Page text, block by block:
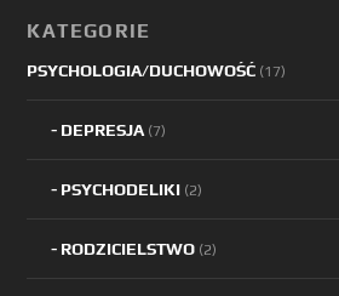
KATEGORIE
PSYCHOLOGIA/DUCHOWOŚĆ (17)
DEPRESJA (7)
PSYCHODELIKI (2)
RODZICIELSTWO (2)